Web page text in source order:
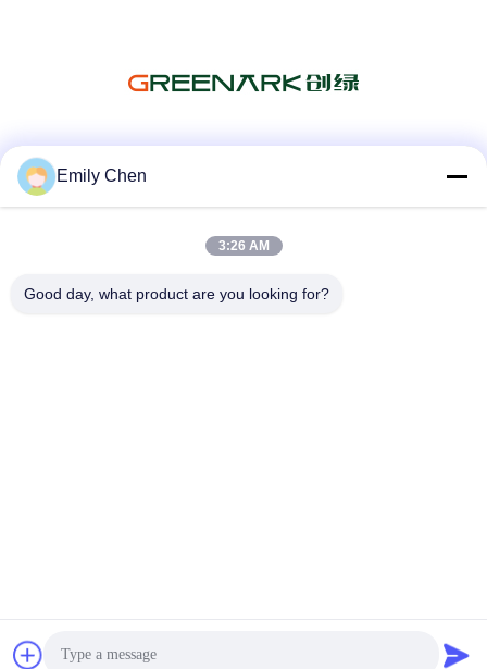
fournisseur. 2016-2026 Shanghai Chuanglv Catering Equipment
Co., Ltd Tous les droits réservés.
Emily Chen
3:26 AM
Good day, what product are you looking for?